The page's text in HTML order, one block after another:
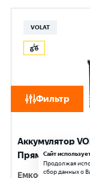
Фильтр
VOLAT
Аккумулятор
Прямая, L+ D2
Емкость:125 Ач
Сайт
Продолжая
сбор данных о